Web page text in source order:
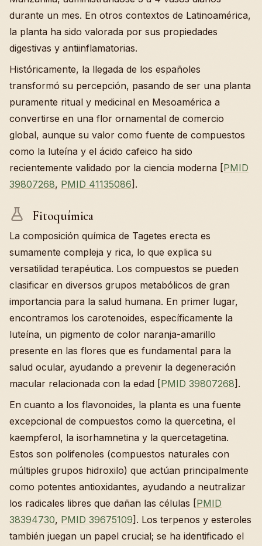
durante un mes. En otros contextos de Latinoamérica,
la planta ha sido valorada por sus propiedades
digestivas y antiinflamatorias.
Históricamente, la llegada de los españoles
transformó su percepción, pasando de ser una planta
puramente ritual y medicinal en Mesoamérica a
convertirse en una flor ornamental de comercio
global, aunque su valor como fuente de compuestos
como la luteína y el ácido cafeico ha sido
recientemente validado por la ciencia moderna [PMID
39807268, PMID 41135086].
Fitoquímica
La composición química de Tagetes erecta es
sumamente compleja y rica, lo que explica su
versatilidad terapéutica. Los compuestos se pueden
clasificar en diversos grupos metabólicos de gran
importancia para la salud humana. En primer lugar,
encontramos los carotenoides, específicamente la
luteína, un pigmento de color naranja-amarillo
presente en las flores que es fundamental para la
salud ocular, ayudando a prevenir la degeneración
macular relacionada con la edad [PMID 39807268].
En cuanto a los flavonoides, la planta es una fuente
excepcional de compuestos como la quercetina, el
kaempferol, la isorhamnetina y la quercetagetina.
Estos son polifenoles (compuestos naturales con
múltiples grupos hidroxilo) que actúan principalmente
como potentes antioxidantes, ayudando a neutralizar
los radicales libres que dañan las células [PMID
38394730, PMID 39675109]. Los terpenos y esteroles
también juegan un papel crucial; se ha identificado el